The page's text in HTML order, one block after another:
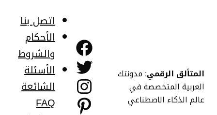
المتألق الرقمي: مدونتك
العربية المتخصصة في
عالم الذكاء الاصطناعي
فيسبوك
تويتر
إنستجرام
بينتريست
اتصل بنا
الأحكام
والشروط
الأسئلة
الشائعة
FAQ